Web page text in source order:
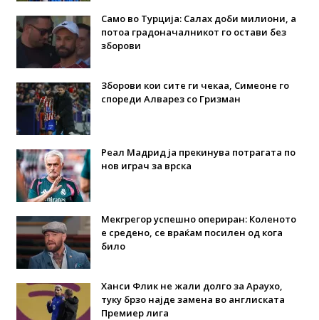
Само во Турција: Салах доби милиони, а
потоа градоначалникот го остави без
зборови
Зборови кои сите ги чекаа, Симеоне го
спореди Алварез со Гризман
Реал Мадрид ја прекинува потрагата по
нов играч за врска
Мекгрегор успешно опериран: Коленото
е средено, се враќам посилен од кога
било
Ханси Флик не жали долго за Араухо,
туку брзо најде замена во англиската
Премиер лига